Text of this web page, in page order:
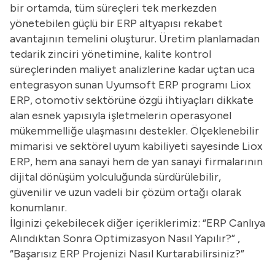
bir ortamda, tüm süreçleri tek merkezden
yönetebilen güçlü bir ERP altyapısı rekabet
avantajının temelini oluşturur. Üretim planlamadan
tedarik zinciri yönetimine, kalite kontrol
süreçlerinden maliyet analizlerine kadar uçtan uca
entegrasyon sunan Uyumsoft ERP programı Liox
ERP, otomotiv sektörüne özgü ihtiyaçları dikkate
alan esnek yapısıyla işletmelerin operasyonel
mükemmelliğe ulaşmasını destekler. Ölçeklenebilir
mimarisi ve sektörel uyum kabiliyeti sayesinde Liox
ERP, hem ana sanayi hem de yan sanayi firmalarının
dijital dönüşüm yolculuğunda sürdürülebilir,
güvenilir ve uzun vadeli bir çözüm ortağı olarak
konumlanır.
İlginizi çekebilecek diğer içeriklerimiz: “ERP Canlıya
Alındıktan Sonra Optimizasyon Nasıl Yapılır?” ,
“Başarısız ERP Projenizi Nasıl Kurtarabilirsiniz?”